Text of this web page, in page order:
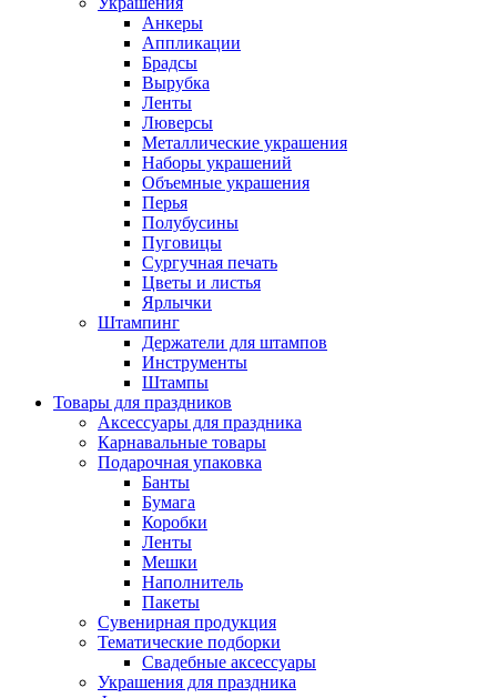
Анкеры
Аппликации
Брадсы
Вырубка
Ленты
Люверсы
Металлические украшения
Наборы украшений
Объемные украшения
Перья
Полубусины
Пуговицы
Сургучная печать
Цветы и листья
Ярлычки
Штампинг
Держатели для штампов
Инструменты
Штампы
Товары для праздников
Аксессуары для праздника
Карнавальные товары
Подарочная упаковка
Банты
Бумага
Коробки
Ленты
Мешки
Наполнитель
Пакеты
Сувенирная продукция
Тематические подборки
Свадебные аксессуары
Украшения для праздника